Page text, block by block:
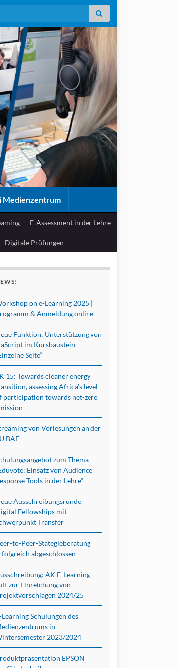
Medienzentrum
E-Assessment in der Lehre
Digitale Prüfungen
on e-Learning 2025 |
& Anmeldung online
Funktion: Unterstützung von
im Kursbaustein
Seite“
15: Towards cleaner energy
assessing Africa’s level
participation towards net-zero
von Vorlesungen an der
BAF
zum Thema
Einsatz von Audience
Tools in der Lehre“
Ausschreibungsrunde
Fellowships mit
Transfer
to-Peer-Stategieberatung
abgeschlossen
AK E-Learning
zur Einreichung von
2024/25
Learning Schulungen des
in
2023/2024
EPSON